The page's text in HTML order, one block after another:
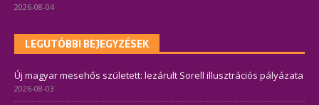
2026-08-04
LEGUTÓBBI BEJEGYZÉSEK
Új magyar mesehős született: lezárult Sorell illusztrációs pályázata
2026-08-03